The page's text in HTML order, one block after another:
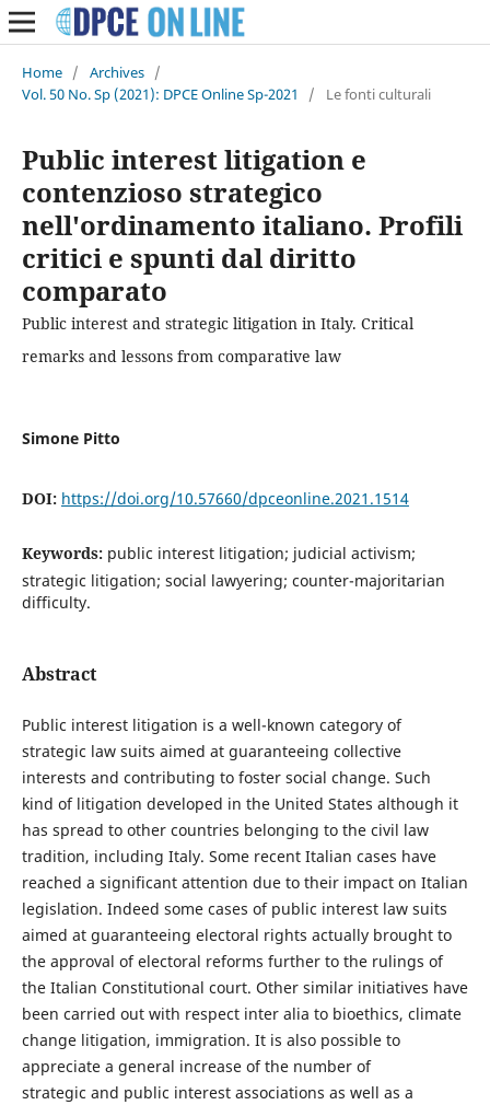
Home / Archives /
Vol. 50 No. Sp (2021): DPCE Online Sp-2021
/ Le fonti culturali
Public interest litigation e
contenzioso strategico
nell'ordinamento italiano. Profili
critici e spunti dal diritto
comparato
Public interest and strategic litigation in Italy. Critical
remarks and lessons from comparative law
Simone Pitto
DOI: https://doi.org/10.57660/dpceonline.2021.1514
Keywords: public interest litigation; judicial activism;
strategic litigation; social lawyering; counter-majoritarian
difficulty.
Abstract
Public interest litigation is a well-known category of
strategic law suits aimed at guaranteeing collective
interests and contributing to foster social change. Such
kind of litigation developed in the United States although it
has spread to other countries belonging to the civil law
tradition, including Italy. Some recent Italian cases have
reached a significant attention due to their impact on Italian
legislation. Indeed some cases of public interest law suits
aimed at guaranteeing electoral rights actually brought to
the approval of electoral reforms further to the rulings of
the Italian Constitutional court. Other similar initiatives have
been carried out with respect inter alia to bioethics, climate
change litigation, immigration. It is also possible to
appreciate a general increase of the number of
strategic and public interest associations as well as a